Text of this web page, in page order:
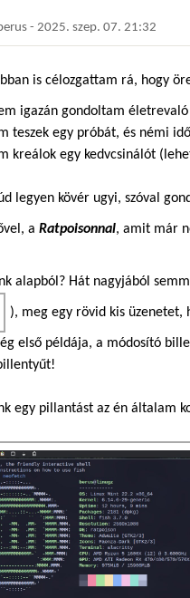
- 2025. szep. 07. 21:32
is célozgattam rá, hogy
igazán gondoltam
teszek egy próbát, és némi
kreálok egy kedvcsinálót
legyen kövér ugyi, szóval
a Ratpoisonnal, amit már
alapból? Hát nagyjából
), meg egy rövid kis üzenetet,
első példája, a módosító
egy pillantást az én általam